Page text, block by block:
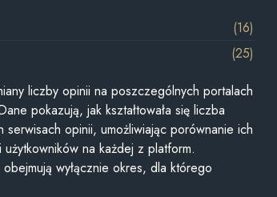
(16)
(25)
liczby opinii na poszczególnych portalach
pokazują, jak kształtowała się liczba
serwisach opinii, umożliwiając porównanie ich
użytkowników na każdej z platform.
wyłącznie okres, dla którego